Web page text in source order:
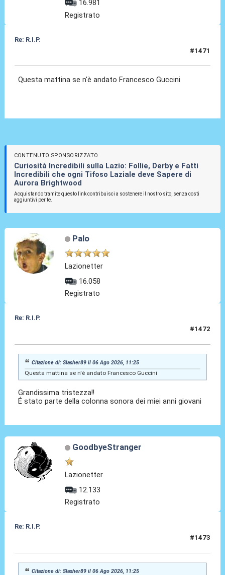
16.981
Registrato
Re: R.I.P.
#1471
Questa mattina se n'è andato Francesco Guccini
CONTENUTO SPONSORIZZATO
Curiosità Incredibili sulla Lazio: Follie, Derby e Fatti
Incredibili che ogni Tifoso Laziale deve Sapere di
Aurora Brightwood
Acquistando tramite questo link contribuisci a sostenere il nostro sito, senza costi
aggiuntivi per te.
Palo
Lazionetter
16.058
Registrato
Re: R.I.P.
#1472
Citazione di: Slasher89 il 06 Ago 2026, 11:25
Questa mattina se n'è andato Francesco Guccini
Grandissima tristezza!!
É stato parte della colonna sonora dei miei anni giovani
GoodbyeStranger
Lazionetter
12.133
Registrato
Re: R.I.P.
#1473
Citazione di: Slasher89 il 06 Ago 2026, 11:25